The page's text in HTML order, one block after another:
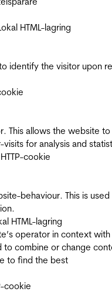
HTML-lagring
identify the visitor upon
This allows the website to
for analysis and
cookie
behaviour. This is
HTML-lagring
operator in context with
to combine or change
to find the best
cookie